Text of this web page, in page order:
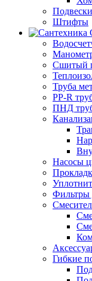
Штифты
Сшитый
Труба
PP-R
ПНД
Насосы
Фильтры
Гибкие